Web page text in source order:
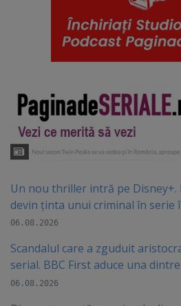
Un nou thriller intră pe Disney+.
devin ținta unui criminal în serie
06.08.2026
Scandalul care a zguduit
serial. BBC First aduce una
06.08.2026